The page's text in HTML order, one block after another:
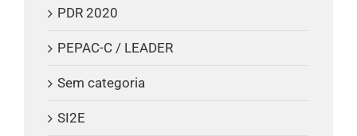
PDR 2020
PEPAC-C / LEADER
Sem categoria
SI2E